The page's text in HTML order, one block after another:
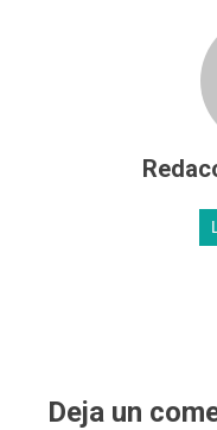
Deja un